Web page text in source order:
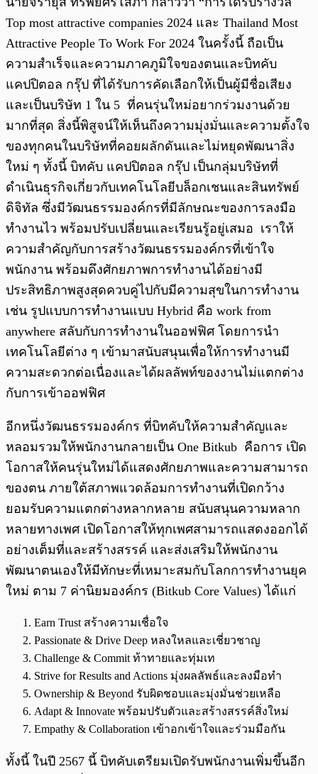
Top most attractive companies 2024 และ Thailand Most
Attractive People To Work For 2024 ในครั้งนี้ ถือเป็น
ความสำเร็จและความภาคภูมิใจของตนและบิทคับ
แคปปิตอล กรุ๊ป ที่ได้รับการคัดเลือกให้เป็นผู้มีชื่อเสียง
และเป็นบริษัท 1 ใน 5 ที่คนรุ่นใหม่อยากร่วมงานด้วย
มากที่สุด สิ่งนี้พิสูจน์ให้เห็นถึงความมุ่งมั่นและความตั้งใจ
ของทุกคนในบริษัทที่คอยผลักดันและไม่หยุดพัฒนาสิ่ง
ใหม่ ๆ ทั้งนี้ บิทคับ แคปปิตอล กรุ๊ป เป็นกลุ่มบริษัทที่
ดำเนินธุรกิจเกี่ยวกับเทคโนโลยีบล็อกเชนและสินทรัพย์
ดิจิทัล ซึ่งมีวัฒนธรรมองค์กรที่มีลักษณะของการลงมือ
ทำงานไว พร้อมปรับเปลี่ยนและเรียนรู้อยู่เสมอ เราให้
ความสำคัญกับการสร้างวัฒนธรรมองค์กรที่เข้าใจ
พนักงาน พร้อมดึงศักยภาพการทำงานได้อย่างมี
ประสิทธิภาพสูงสุดควบคู่ไปกับมีความสุขในการทำงาน
เช่น รูปแบบการทำงานแบบ Hybrid คือ work from
anywhere สลับกับการทำงานในออฟฟิศ โดยการนำ
เทคโนโลยีต่าง ๆ เข้ามาสนับสนุนเพื่อให้การทำงานมี
ความสะดวกต่อเนื่องและได้ผลลัพท์ของงานไม่แตกต่าง
กับการเข้าออฟฟิศ
อีกหนึ่งวัฒนธรรมองค์กร ที่บิทคับให้ความสำคัญและ
หลอมรวมให้พนักงานกลายเป็น One Bitkub คือการ เปิด
โอกาสให้คนรุ่นใหม่ได้แสดงศักยภาพและความสามารถ
ของตน ภายใต้สภาพแวดล้อมการทำงานที่เปิดกว้าง
ยอมรับความแตกต่างหลากหลาย สนับสนุนความหลาก
หลายทางเพศ เปิดโอกาสให้ทุกเพศสามารถแสดงออกได้
อย่างเต็มที่และสร้างสรรค์ และส่งเสริมให้พนักงาน
พัฒนาตนเองให้มีทักษะที่เหมาะสมกับโลกการทำงานยุค
ใหม่ ตาม 7 ค่านิยมองค์กร (Bitkub Core Values) ได้แก่
Earn Trust สร้างความเชื่อใจ
Passionate & Drive Deep หลงใหลและเชี่ยวชาญ
Challenge & Commit ท้าทายและทุ่มเท
Strive for Results and Actions มุ่งผลลัพธ์และลงมือทำ
Ownership & Beyond รับผิดชอบและมุ่งมั่นช่วยเหลือ
Adapt & Innovate พร้อมปรับตัวและสร้างสรรค์สิ่งใหม่
Empathy & Collaboration เข้าอกเข้าใจและร่วมมือกัน
ทั้งนี้ ในปี 2567 นี้ บิทคับเตรียมเปิดรับพนักงานเพิ่มขึ้นอีก